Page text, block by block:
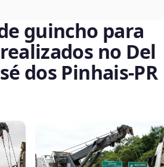
guincho para
no Del
dos Pinhais‑PR